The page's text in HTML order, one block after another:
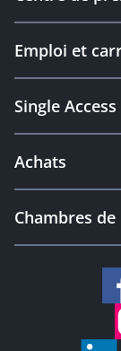
Emploi et
Single
Achats
Chambres